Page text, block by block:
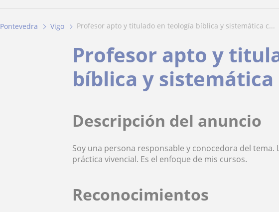
Pontevedra Vigo profesor apto y titulado en teología bíblica y sistemática c...
Profesor apto y
bíblica y
Descripción del anuncio
Soy una persona responsable y conocedora del
práctica vivencial. Es el enfoque de mis cursos.
Reconocimientos